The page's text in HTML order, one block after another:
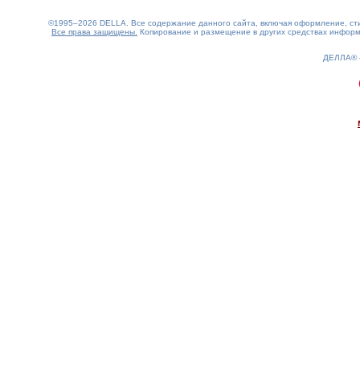
©1995–2026 DELLA. Все содержание данного сайта, включая оформление,
Все права защищены. Копирование и размещение в других средствах